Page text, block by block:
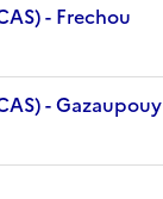
- Frechou
- Gazaupouy